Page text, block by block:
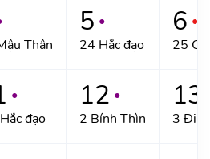
Thân
5 ●
24 Hắc đạo
6 ●
25
●
đạo
12 ●
2 Bính Thìn
13
3